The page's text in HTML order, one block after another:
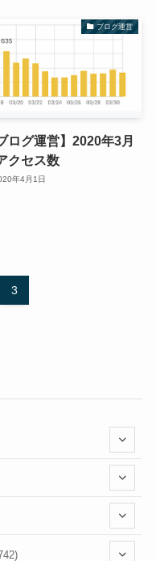
ブログ運営
ログ運営】2020年3月
クセス数
年4月1日
3